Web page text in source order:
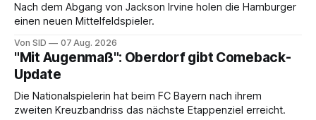
Nach dem Abgang von Jackson Irvine holen die Hamburger
einen neuen Mittelfeldspieler.
Von SID 07 Aug. 2026
"Mit Augenmaß": Oberdorf gibt Comeback-
Update
Die Nationalspielerin hat beim FC Bayern nach ihrem
zweiten Kreuzbandriss das nächste Etappenziel erreicht.